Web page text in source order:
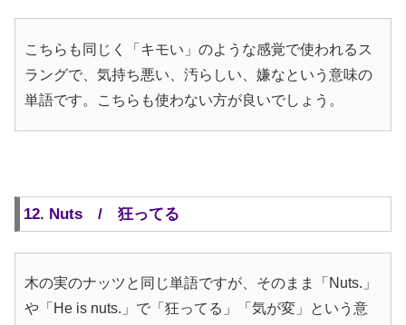
こちらも同じく「キモい」のような感覚で使われるス
ラングで、気持ち悪い、汚らしい、嫌なという意味の
単語です。こちらも使わない方が良いでしょう。
12. Nuts / 狂ってる
木の実のナッツと同じ単語ですが、そのまま「Nuts.」
や「He is nuts.」で「狂ってる」「気が変」という意